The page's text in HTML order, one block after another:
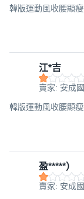
韓版運動風收腰顯
江*吉
賣家: 安成
韓版運動風收腰顯
盈*****）
賣家: 安成